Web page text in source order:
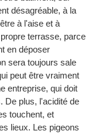
désagréable, à la
à l'aise et à
terrasse, parce
en déposer
sera toujours sale
peut être vraiment
entreprise, qui doit
De plus, l'acidité de
touchent, et
lieux. Les pigeons